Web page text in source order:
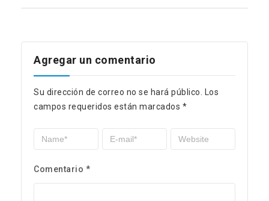
Agregar un comentario
Su dirección de correo no se hará público.
Los
campos requeridos están marcados *
Comentario *